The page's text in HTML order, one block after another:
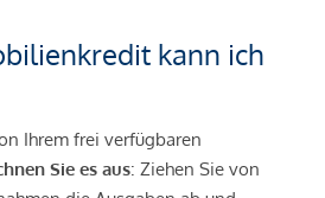
kann ich
Ihrem frei verfügbaren
Sie es aus: Ziehen Sie von